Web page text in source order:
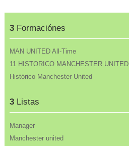
3Formaciónes
MAN UNITED All-Time
11 HISTORICO MANCHESTER UNITED
Histórico Manchester United
3Listas
Manager
Manchester united